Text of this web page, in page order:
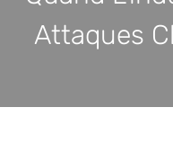
Attaques